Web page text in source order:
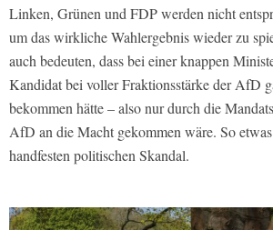
Linken, Grünen und FDP werden nicht
um das wirkliche Wahlergebnis wieder zu
auch bedeuten, dass bei einer knappen
Kandidat bei voller Fraktionsstärke der AfD
bekommen hätte – also nur durch die
AfD an die Macht gekommen wäre. So
handfesten politischen Skandal.